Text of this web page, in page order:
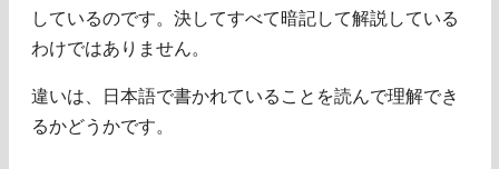
しているのです。決してすべて暗記して解説している
わけではありません。
違いは、日本語で書かれていることを読んで理解でき
るかどうかです。